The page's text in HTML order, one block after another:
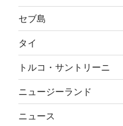
セブ島
タイ
トルコ・サントリーニ
ニュージーランド
ニュース